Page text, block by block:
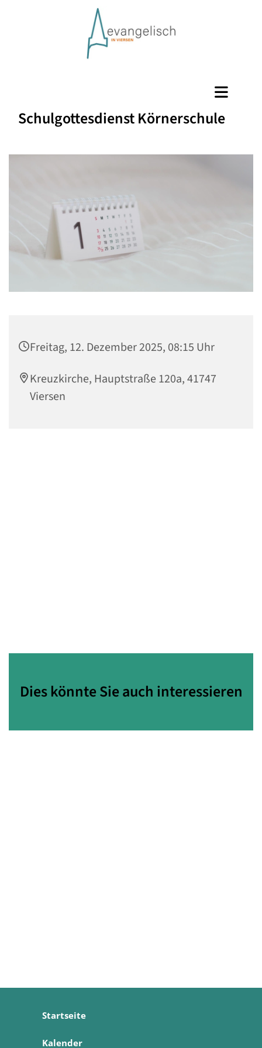
Schulgottesdienst Körnerschule
Freitag, 12. Dezember 2025, 08:15 Uhr
Kreuzkirche, Hauptstraße 120a, 41747
Viersen
Dies könnte Sie auch interessieren
Startseite
Kalender